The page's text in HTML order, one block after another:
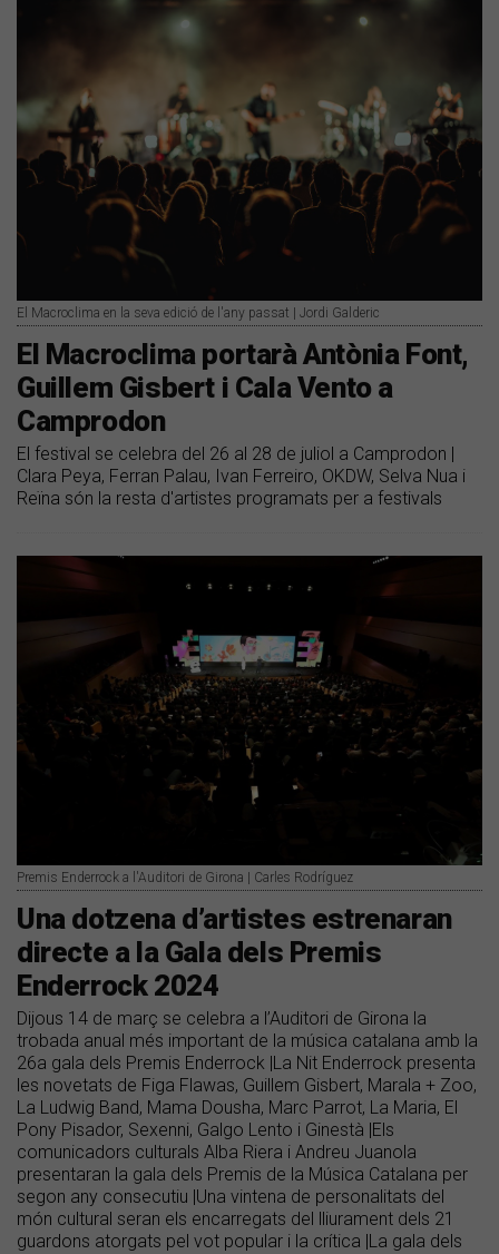
El Macroclima en la seva edició de l'any passat | Jordi Galderic
El Macroclima portarà Antònia Font,
Guillem Gisbert i Cala Vento a
Camprodon
El festival se celebra del 26 al 28 de juliol a Camprodon |
Clara Peya, Ferran Palau, Ivan Ferreiro, OKDW, Selva Nua i
Reïna són la resta d'artistes programats per a festivals
Premis Enderrock a l'Auditori de Girona | Carles Rodríguez
Una dotzena d’artistes estrenaran
directe a la Gala dels Premis
Enderrock 2024
Dijous 14 de març se celebra a l’Auditori de Girona la
trobada anual més important de la música catalana amb la
26a gala dels Premis Enderrock |La Nit Enderrock presenta
les novetats de Figa Flawas, Guillem Gisbert, Marala + Zoo,
La Ludwig Band, Mama Dousha, Marc Parrot, La Maria, El
Pony Pisador, Sexenni, Galgo Lento i Ginestà |Els
comunicadors culturals Alba Riera i Andreu Juanola
presentaran la gala dels Premis de la Música Catalana per
segon any consecutiu |Una vintena de personalitats del
món cultural seran els encarregats del lliurament dels 21
guardons atorgats pel vot popular i la crítica |La gala dels